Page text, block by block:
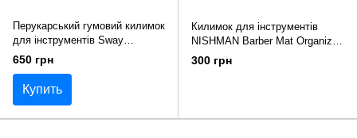
Перукарський гумовий килимок
для інструментів Sway
45х30х0,5 см
650 грн
Купить
Килимок для інструментів
NISHMAN Barber Mat Organizer
гумовий 30*45 см
300 грн